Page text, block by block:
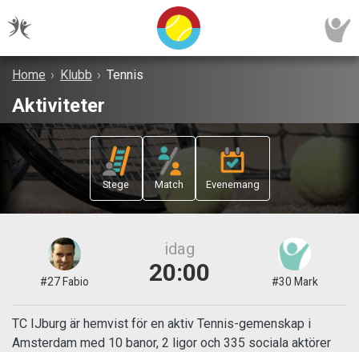
Home › Klubb › Tennis
Aktiviteter
Stege Match Evenemang
#27 Fabio
idag
20:00 #30 Mark
TC IJburg är hemvist för en aktiv Tennis-gemenskap i
Amsterdam med 10 banor, 2 ligor och 335 sociala aktörer